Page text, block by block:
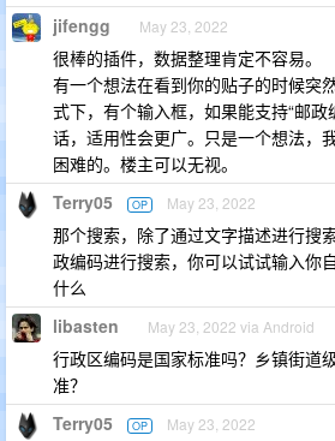
jifengg May 23, 2022
很棒的插件，数据整理肯定不容易。
有一个想法在看到你的贴子的时候突
式下，有个输入框，如果能支持“邮政
话，适用性会更广。只是一个想法，
困难的。楼主可以无视。
Terry05 OP May 23, 2022
那个搜索，除了通过文字描述进行搜
政编码进行搜索，你可以试试输入你
什么
libasten May 23, 2022 via Android
行政区编码是国家标准吗？乡镇街道
准？
Terry05 OP May 23, 2022